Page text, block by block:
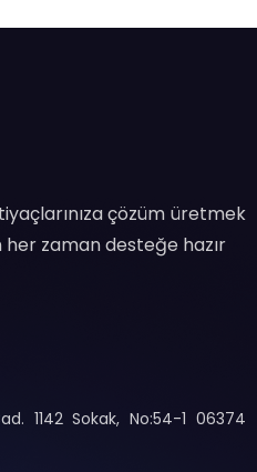
çözüm üretmek
zaman desteğe hazır
1142 Sokak, No:54-1 06374